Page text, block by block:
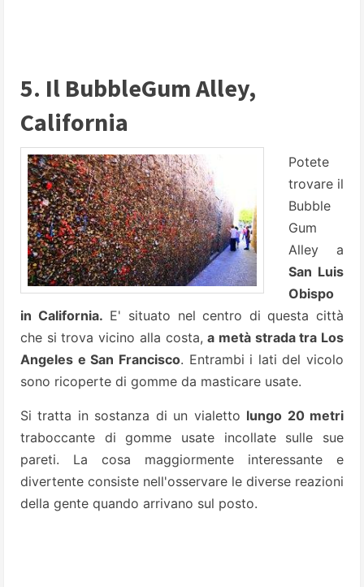
5. Il BubbleGum Alley,
California
Potete
trovare il
Bubble
Gum
Alley a
San Luis
Obispo
in California. E' situato nel centro di questa città
che si trova vicino alla costa,a metà strada tra Los
Angeles e San Francisco. Entrambi i lati del vicolo
sono ricoperte di gomme da masticare usate.
Si tratta in sostanza di un vialetto lungo 20 metri
traboccante di gomme usate incollate sulle sue
pareti. La cosa maggiormente interessante e
divertente consiste nell'osservare le diverse reazioni
della gente quando arrivano sul posto.